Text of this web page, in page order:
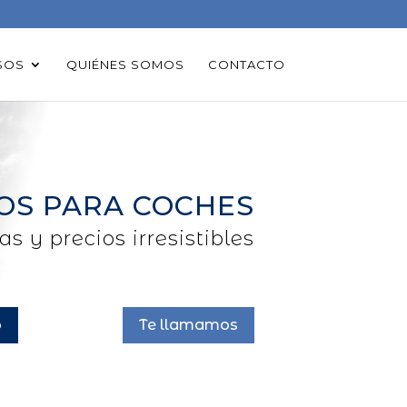
QUIÉNES SOMOS CONTACTO
PARA COCHES
y precios irresistibles
Te llamamos